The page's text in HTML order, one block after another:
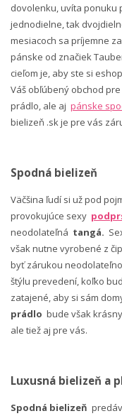
dovolenku, uvíta ponuku
jednodielne, tak
mesiacoch sa príjemne
pánske od značiek
cieľom je, aby ste si
Váš obľúbený obchod pre
prádlo, ale aj pánske
bielizeň .sk je pre vás
Spodná bielizeň
Väčšina ľudí si už pod
provokujúce sexy
neodolateľná tangá.
však nutne vyrobené z
byť zárukou
štýlu prevedení, koľko
zatajené, aby si sám
prádlo bude však
ale tiež aj pre vás.
Luxusná bielizeň a
Spodná bielizeň